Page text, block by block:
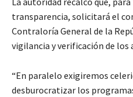
transparencia, solicitará el
Contraloría General de la
vigilancia y verificación de
“En paralelo exigiremos
desburocratizar los